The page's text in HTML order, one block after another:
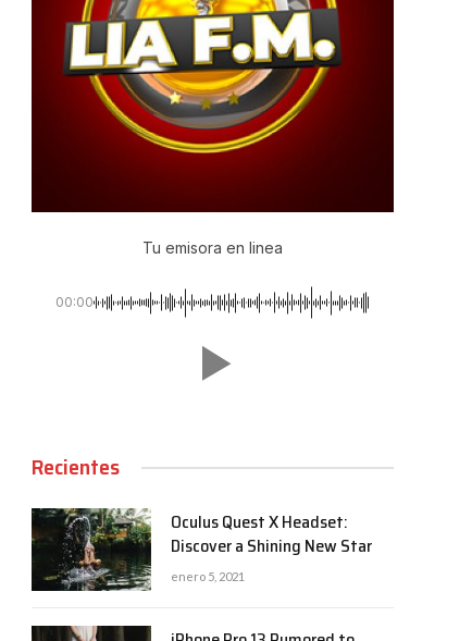
Tu emisora en linea
00:00
Recientes
Oculus Quest X Headset:
Discover a Shining New Star
enero 5, 2021